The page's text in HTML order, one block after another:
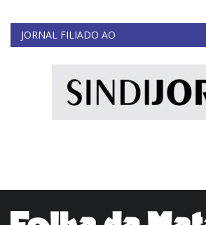
JORNAL FILIADO AO